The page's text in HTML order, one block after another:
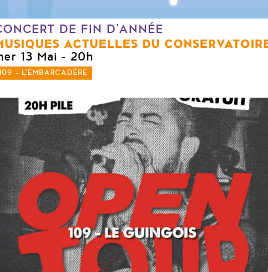
DE FIN D'ANNÉE
ACTUELLES DU
13 Mai - 20h
- L'EMBARCADÈRE